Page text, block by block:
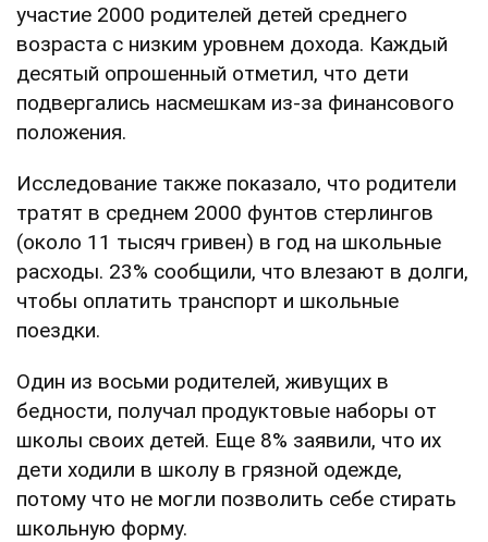
участие 2000 родителей детей среднего
возраста с низким уровнем дохода. Каждый
десятый опрошенный отметил, что дети
подвергались насмешкам из-за финансового
положения.
Исследование также показало, что родители
тратят в среднем 2000 фунтов стерлингов
(около 11 тысяч гривен) в год на школьные
расходы. 23% сообщили, что влезают в долги,
чтобы оплатить транспорт и школьные
поездки.
Один из восьми родителей, живущих в
бедности, получал продуктовые наборы от
школы своих детей. Еще 8% заявили, что их
дети ходили в школу в грязной одежде,
потому что не могли позволить себе стирать
школьную форму.